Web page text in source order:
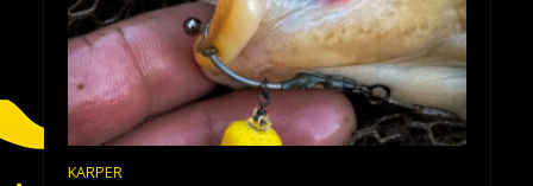
KARPER